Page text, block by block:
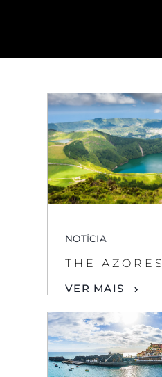
NOTÍCIA
THE AZORES
VER MAIS